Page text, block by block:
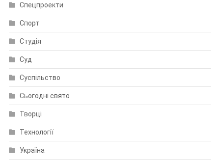
Спецпроекти
Спорт
Студія
Суд
Суспільство
Сьогодні свято
Творці
Технології
Україна